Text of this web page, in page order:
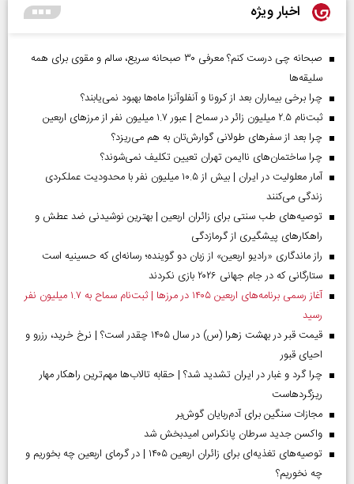
اخبار ویژه
صبحانه چی درست کنم؟ معرفی ۳۰ صبحانه سریع، سالم و مقوی برای همه
سلیقه‌ها
چرا برخی بیماران بعد از کرونا و آنفلوآنزا ماه‌ها بهبود نمی‌یابند؟
ثبت‌نام ۲.۵ میلیون زائر در سماح | عبور ۱.۷ میلیون نفر از مرز‌های اربعین
چرا بعد از سفرهای طولانی گوارش‌تان به هم می‌ریزد؟
چرا ساختمان‌های ناایمن تهران تعیین تکلیف نمی‌شوند؟
آمار معلولیت در ایران | بیش از ۱۰.۵ میلیون نفر با محدودیت عملکردی
زندگی می‌کنند
توصیه‌های طب سنتی برای زائران اربعین | بهترین نوشیدنی ضد عطش و
راهکارهای پیشگیری از گرمازدگی
راز ماندگاری «رادیو اربعین» از زبان دو گوینده؛ رسانه‌ای که حسینیه است
ستارگانی که در جام جهانی ۲۰۲۶ بازی نکردند
آغاز رسمی برنامه‌های اربعین ۱۴۰۵ در مرز‌ها | ثبت‌نام سماح به ۱.۷ میلیون نفر
رسید
قیمت قبر در بهشت زهرا (س) در سال ۱۴۰۵ چقدر است؟ | نرخ خرید، رزرو و
احیای قبور
چرا گرد و غبار در ایران تشدید شد؟ | حقابه تالاب‌ها مهم‌ترین راهکار مهار
ریزگردهاست
مجازات سنگین برای آدم‌ربایان گوش‌بر
واکسن جدید سرطان پانکراس امیدبخش شد
توصیه‌های تغذیه‌ای برای زائران اربعین ۱۴۰۵ | در گرمای اربعین چه بخوریم و
چه نخوریم؟